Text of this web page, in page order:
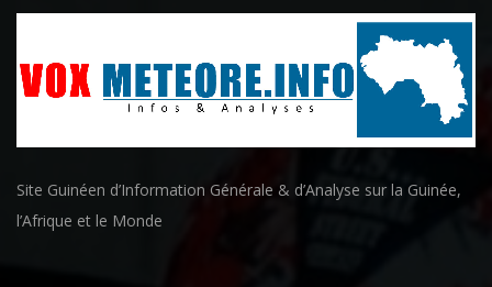
Site Guinéen d’Information Générale & d’Analyse sur la Guinée,
l’Afrique et le Monde